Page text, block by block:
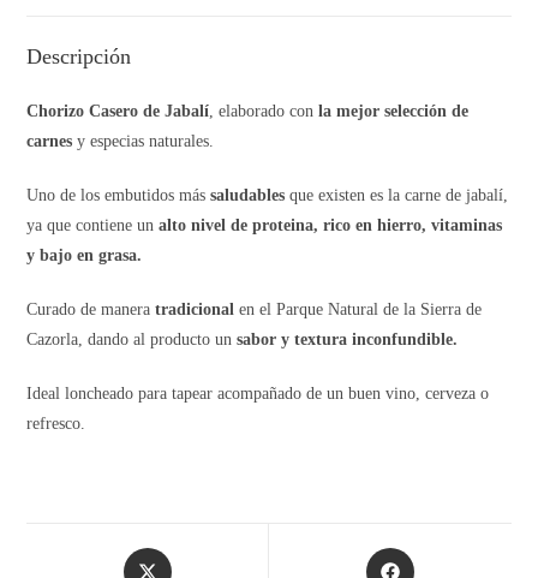
Descripción
Chorizo Casero de Jabalí, elaborado con la mejor selección de
carnes y especias naturales.
Uno de los embutidos mássaludables que existen es la carne de jabalí,
ya que contiene unalto nivel de proteina, rico en hierro, vitaminas
y bajo en grasa.
Curado de manera tradicional en el Parque Natural de la Sierra de
Cazorla, dando al producto unsabor y textura inconfundible.
Ideal loncheado para tapear acompañado de un buen vino, cerveza o
refresco.